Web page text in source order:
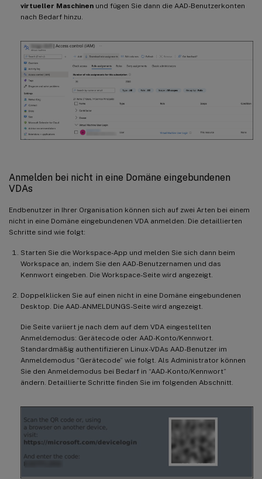
virtueller Maschinen und fügen Sie dann die AAD-Benutzerkonten
nach Bedarf hinzu.
Anmelden bei nicht in eine Domäne eingebundenen
VDAs
Endbenutzer in Ihrer Organisation können sich auf zwei Arten bei einem
nicht in eine Domäne eingebundenen VDA anmelden. Die detaillierten
Schritte sind wie folgt:
Starten Sie die Workspace-App und melden Sie sich dann beim
Workspace an, indem Sie den AAD-Benutzernamen und das
Kennwort eingeben. Die Workspace-Seite wird angezeigt.
Doppelklicken Sie auf einen nicht in eine Domäne eingebundenen
Desktop. Die AAD-ANMELDUNGS-Seite wird angezeigt.
Die Seite variiert je nach dem auf dem VDA eingestellten
Anmeldemodus: Gerätecode oder AAD-Konto/Kennwort.
Standardmäßig authentifizieren Linux-VDAs AAD-Benutzer im
Anmeldemodus “Gerätecode” wie folgt. Als Administrator können
Sie den Anmeldemodus bei Bedarf in “AAD-Konto/Kennwort”
ändern. Detaillierte Schritte finden Sie im folgenden Abschnitt.